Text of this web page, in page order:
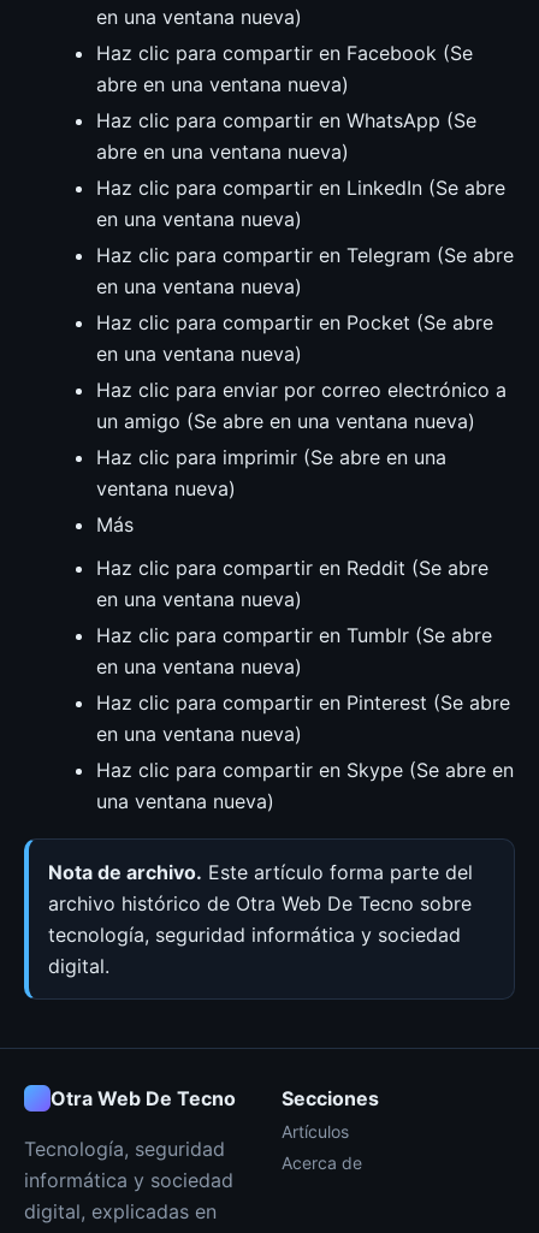
en una ventana nueva)
Haz clic para compartir en Facebook (Se
abre en una ventana nueva)
Haz clic para compartir en WhatsApp (Se
abre en una ventana nueva)
Haz clic para compartir en LinkedIn (Se abre
en una ventana nueva)
Haz clic para compartir en Telegram (Se abre
en una ventana nueva)
Haz clic para compartir en Pocket (Se abre
en una ventana nueva)
Haz clic para enviar por correo electrónico a
un amigo (Se abre en una ventana nueva)
Haz clic para imprimir (Se abre en una
ventana nueva)
Más
Haz clic para compartir en Reddit (Se abre
en una ventana nueva)
Haz clic para compartir en Tumblr (Se abre
en una ventana nueva)
Haz clic para compartir en Pinterest (Se abre
en una ventana nueva)
Haz clic para compartir en Skype (Se abre en
una ventana nueva)
Nota de archivo. Este artículo forma parte del
archivo histórico de Otra Web De Tecno sobre
tecnología, seguridad informática y sociedad
digital.
Otra Web De Tecno
Tecnología, seguridad
informática y sociedad
digital, explicadas en
Secciones
Artículos
Acerca de